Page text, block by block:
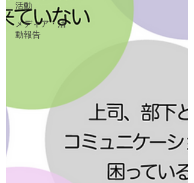
活動
メディア・活
動報告